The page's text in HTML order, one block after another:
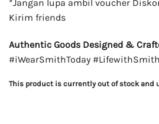
*Jangan lupa ambil voucher
Kirim friends
Authentic Goods Designed &
#iWearSmithToday #LifewithSmith
This product is currently out of stock and